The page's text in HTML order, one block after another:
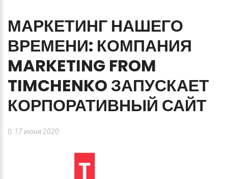
МАРКЕТИНГ НАШЕГО
ВРЕМЕНИ: КОМПАНИЯ
MARKETING FROM
TIMCHENKO ЗАПУСКАЕТ
КОРПОРАТИВНЫЙ САЙТ
17 июня 2020